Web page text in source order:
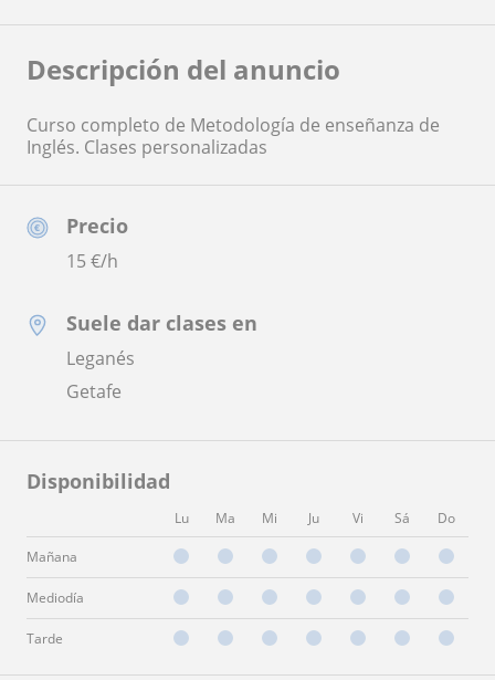
Precio
15€/h
Suele dar clases en
Leganés
Getafe
Disponibilidad
Lu Ma Mi Ju Vi Sá Do
Mañana
Mediodía
Tarde
Descripción del anuncio
Curso completo de Metodología de enseñanza de
Inglés. Clases personalizadas